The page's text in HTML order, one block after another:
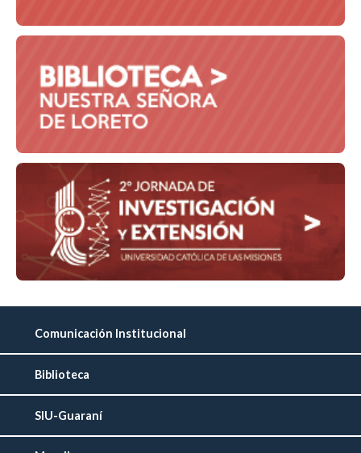
Comunicación Institucional
Biblioteca
SIU-Guaraní